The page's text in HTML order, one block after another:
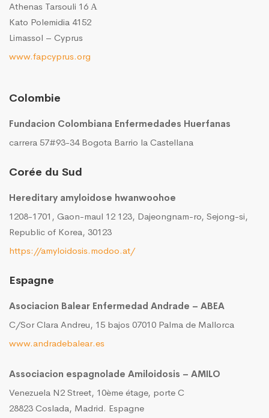
Athenas Tarsouli 16 Α
Kato Polemidia 4152
Limassol – Cyprus
www.fapcyprus.org
Colombie
Fundacion Colombiana Enfermedades Huerfanas
carrera 57#93-34 Bogota Barrio la Castellana
Corée du Sud
Hereditary amyloidose hwanwoohoe
1208-1701, Gaon-maul 12 123, Dajeongnam-ro, Sejong-si,
Republic of Korea, 30123
https://amyloidosis.modoo.at/
Espagne
Asociacion Balear Enfermedad Andrade – ABEA
C/Sor Clara Andreu, 15 bajos 07010 Palma de Mallorca
www.andradebalear.es
Associacion espagnolade Amiloidosis – AMILO
Venezuela N2 Street, 10ème étage, porte C
28823 Coslada, Madrid. Espagne